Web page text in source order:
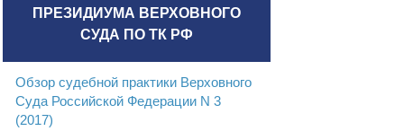
ПРЕЗИДИУМА ВЕРХОВНОГО
СУДА ПО ТК РФ
Обзор судебной практики Верховного
Суда Российской Федерации N 3
(2017)